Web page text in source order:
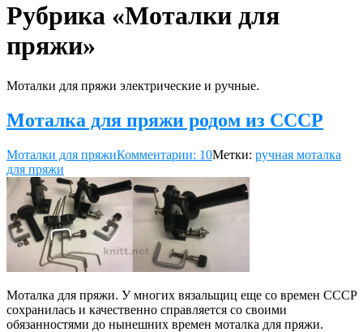
Рубрика «Моталки для
пряжи»
Моталки для пряжи электрические и ручные.
Моталка для пряжи родом из СССР
Моталки для пряжиКомментарии: 10Метки: ручная моталка
для пряжи
Моталка для пряжи. У многих вязальщиц еще со времен CCCP
сохранилась и качественно справляется со своими
обязанностями до нынешних времен моталка для пряжи.